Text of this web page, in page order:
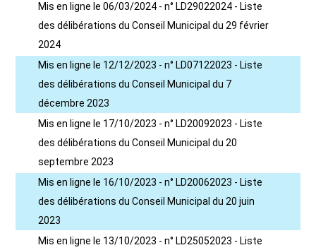
Mis en ligne le 06/03/2024 - n° LD29022024 - Liste
des délibérations du Conseil Municipal du 29 février
2024
Mis en ligne le 12/12/2023 - n° LD07122023 - Liste
des délibérations du Conseil Municipal du 7
décembre 2023
Mis en ligne le 17/10/2023 - n° LD20092023 - Liste
des délibérations du Conseil Municipal du 20
septembre 2023
Mis en ligne le 16/10/2023 - n° LD20062023 - Liste
des délibérations du Conseil Municipal du 20 juin
2023
Mis en ligne le 13/10/2023 - n° LD25052023 - Liste